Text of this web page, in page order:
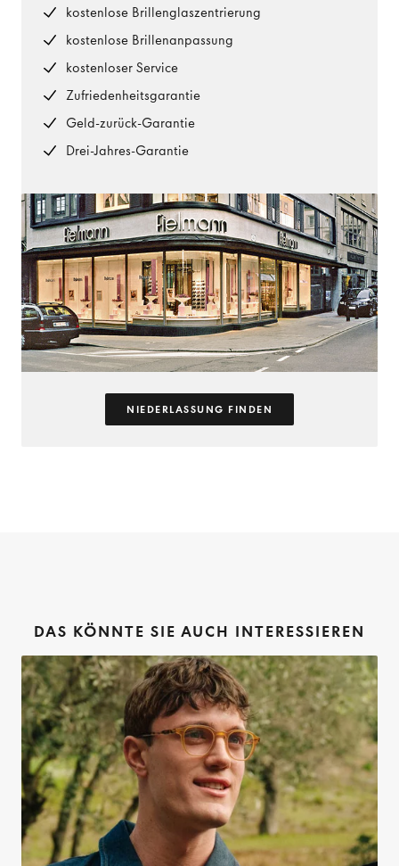
kostenlose Brillenglaszentrierung
kostenlose Brillenanpassung
kostenloser Service
Zufriedenheitsgarantie
Geld-zurück-Garantie
Drei-Jahres-Garantie
NIEDERLASSUNG FINDEN
DAS KÖNNTE SIE AUCH INTERESSIEREN